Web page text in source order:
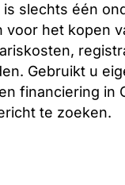
slechts één
voor het kopen
Gebruikt u
financiering in
te zoeken.